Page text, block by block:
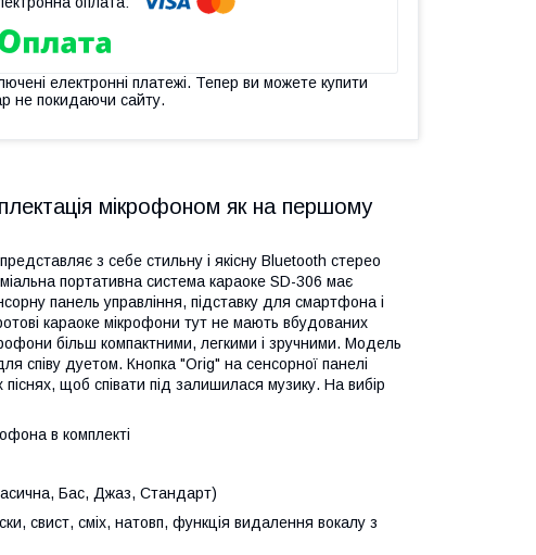
електронні платежі. Тепер ви можете купити
не покидаючи сайту.
мікрофоном як на першому
з себе стильну і якісну Bluetooth стерео
портативна система караоке SD-306 має
панель управління, підставку для смартфона і
караоке мікрофони тут не мають вбудованих
більш компактними, легкими і зручними. Модель
співу дуетом. Кнопка "Orig" на сенсорної панелі
щоб співати під залишилася музику. На вибір
в комплекті
Бас, Джаз, Стандарт)
свист, сміх, натовп, функція видалення вокалу з